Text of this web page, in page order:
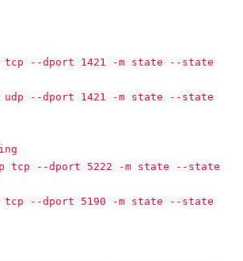
tcp --dport 1421 -m state --state
udp --dport 1421 -m state --state
p tcp --dport 5222 -m state --state
tcp --dport 5190 -m state --state